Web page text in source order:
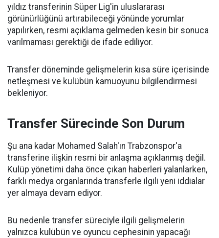
yıldız transferinin Süper Lig'in uluslararası
görünürlüğünü artırabileceği yönünde yorumlar
yapılırken, resmi açıklama gelmeden kesin bir sonuca
varılmaması gerektiği de ifade ediliyor.
Transfer döneminde gelişmelerin kısa süre içerisinde
netleşmesi ve kulübün kamuoyunu bilgilendirmesi
bekleniyor.
Transfer Sürecinde Son Durum
Şu ana kadar Mohamed Salah'ın Trabzonspor'a
transferine ilişkin resmi bir anlaşma açıklanmış değil.
Kulüp yönetimi daha önce çıkan haberleri yalanlarken,
farklı medya organlarında transferle ilgili yeni iddialar
yer almaya devam ediyor.
Bu nedenle transfer süreciyle ilgili gelişmelerin
yalnızca kulübün ve oyuncu cephesinin yapacağı